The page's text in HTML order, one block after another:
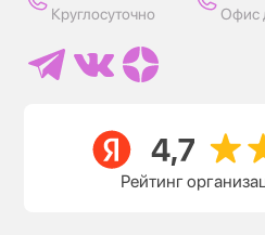
Круглосуточно Офис
Рейтинг